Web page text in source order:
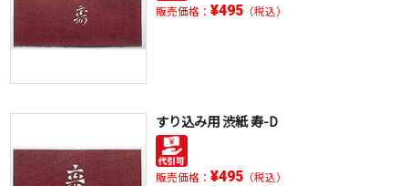
販売価格： ¥495（税込）
すり込み用 渋紙 寿-D
販売価格： ¥495（税込）